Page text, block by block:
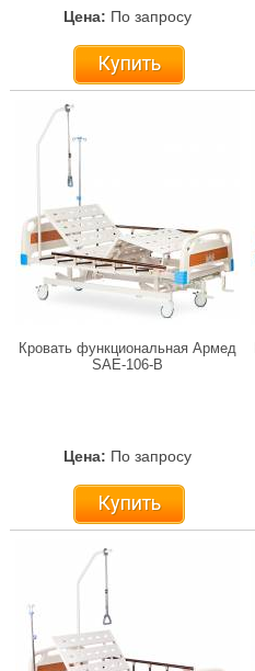
Цена: По запросу
Купить
Кровать функциональная Армед
SAE-106-B
Цена: По запросу
Купить